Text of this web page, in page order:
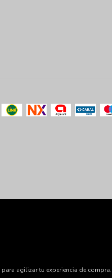
para agilizar tu experiencia de compra.